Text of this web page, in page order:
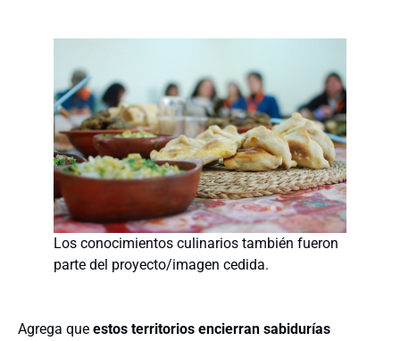
Los conocimientos culinarios también fueron
parte del proyecto/imagen cedida.
Agrega que estos territorios encierran sabidurías